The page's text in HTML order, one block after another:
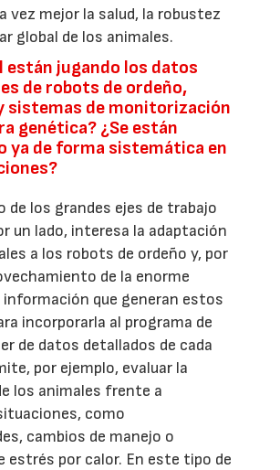
vez mejor la salud, la robustez
global de los animales.
están jugando los datos
de robots de ordeño,
sistemas de monitorización
genética? ¿Se están
ya de forma sistemática en
de los grandes ejes de trabajo
un lado, interesa la adaptación
a los robots de ordeño y, por
de la enorme
información que generan estos
incorporarla al programa de
de datos detallados de cada
por ejemplo, evaluar la
los animales frente a
como
cambios de manejo o
estrés por calor. En este tipo de